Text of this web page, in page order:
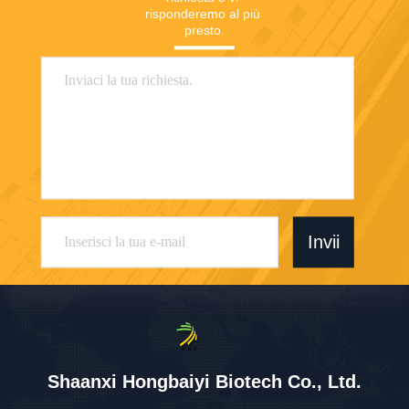
risponderemo al più
presto.
Invii
Shaanxi Hongbaiyi Biotech Co., Ltd.